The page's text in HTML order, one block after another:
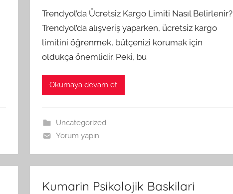
Trendyol’da Ücretsiz Kargo Limiti Nasıl Belirlenir?
Trendyol’da alışveriş yaparken, ücretsiz kargo
limitini öğrenmek, bütçenizi korumak için
oldukça önemlidir. Peki, bu
Okumaya devam et
Uncategorized
Yorum yapın
Kumarin Psikolojik Baskilari